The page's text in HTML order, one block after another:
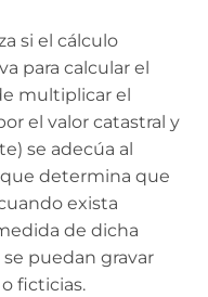
si el cálculo
para calcular el
multiplicar el
el valor catastral y
se adecúa al
que determina que
exista
de dicha
puedan gravar
ficticias.